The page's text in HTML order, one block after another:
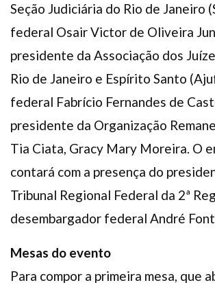
Seção Judiciária do Rio de Janeiro
federal Osair Victor de Oliveira
presidente da Associação dos
Rio de Janeiro e Espírito Santo
federal Fabrício Fernandes de
presidente da Organização
Tia Ciata, Gracy Mary Moreira. O
contará com a presença do
Tribunal Regional Federal da 2ª
desembargador federal André
Mesas do evento
Para compor a primeira mesa, que